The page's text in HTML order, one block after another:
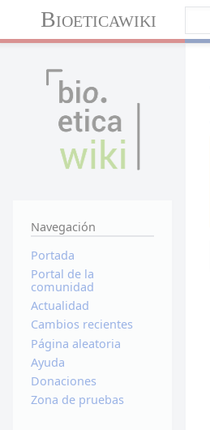
Bioeticawiki
Navegación
Portada
Portal de la
comunidad
Actualidad
Cambios recientes
Página aleatoria
Ayuda
Donaciones
Zona de pruebas